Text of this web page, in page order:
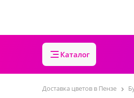
Каталог
Доставка цветов в Пензе